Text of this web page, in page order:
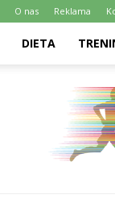
O nas Reklama
DIETA